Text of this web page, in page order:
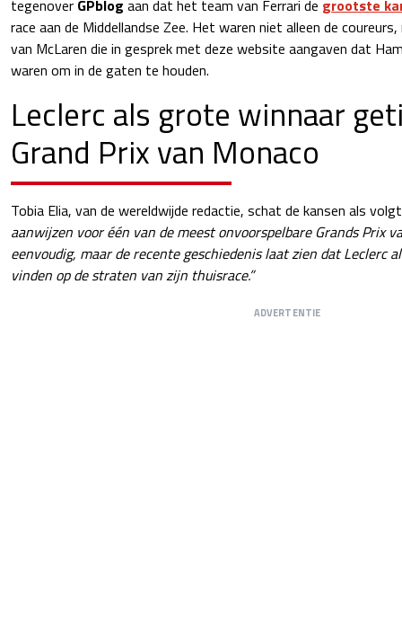
tegenover GPblog aan dat het team van Ferrari de grootste
race aan de Middellandse Zee. Het waren niet alleen de
van McLaren die in gesprek met deze website aangaven dat
waren om in de gaten te houden.
Leclerc als grote winnaar
Grand Prix van Monaco
Tobia Elia, van de wereldwijde redactie, schat de kansen als
aanwijzen voor één van de meest onvoorspelbare Grands Prix
eenvoudig, maar de recente geschiedenis laat zien dat Leclerc
vinden op de straten van zijn thuisrace.”
ADVERTENTIE